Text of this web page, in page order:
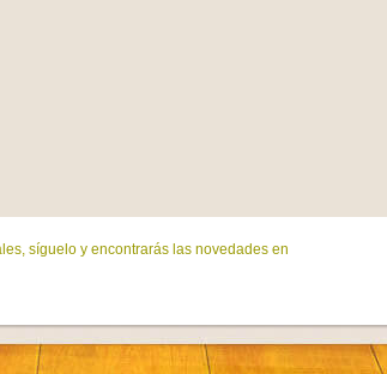
síguelo y encontrarás las novedades en